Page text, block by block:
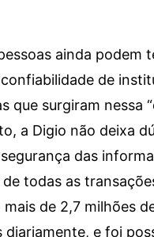
ainda podem
de
que surgiram nessa
a Digio não deixa
das
todas as
de 2,7 milhões
diariamente, e foi